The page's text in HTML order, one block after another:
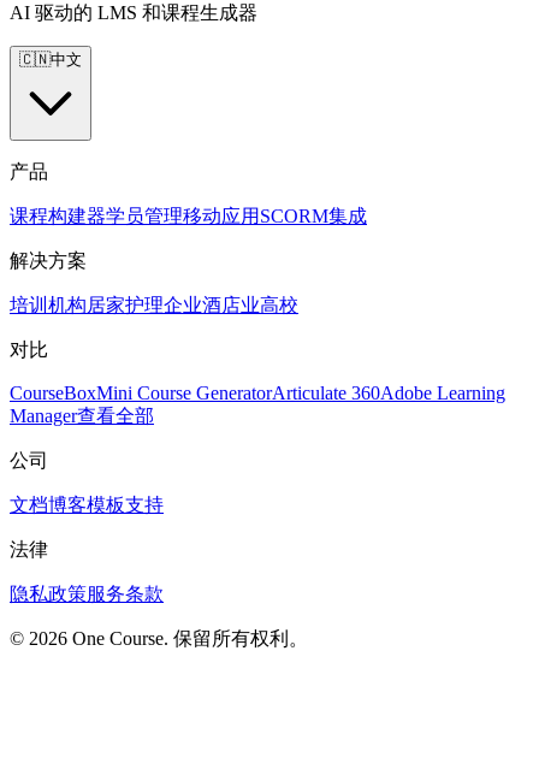
AI 驱动的 LMS 和课程生成器
🇨🇳中文
产品
课程构建器学员管理移动应用 SCORM集成
解决方案
培训机构居家护理企业酒店业高校
对比
CourseBoxMini Course GeneratorArticulate 360Adobe Learning
Manager查看全部
公司
文档博客模板支持
法律
隐私政策服务条款
© 2026 One Course. 保留所有权利。